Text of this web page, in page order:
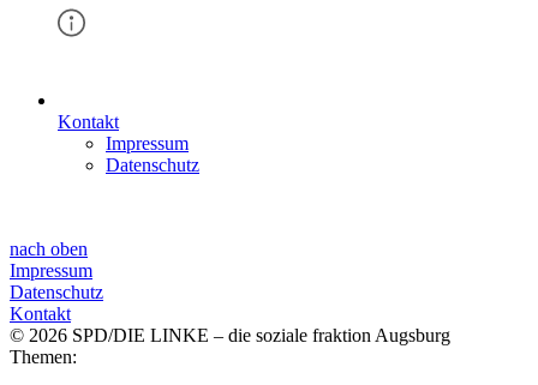
Kontakt
Impressum
Datenschutz
nach oben
Impressum
Datenschutz
Kontakt
© 2026 SPD/DIE LINKE – die soziale fraktion Augsburg
Themen: